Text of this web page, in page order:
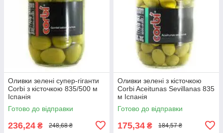
Оливки зелені супер-гіганти
Corbi з кісточкою 835/500 м
Іспанія
Готово до відправки
236,24 ₴ 248,68 ₴
Оливки зелені з кісточкою
Corbi Aceitunas Sevillanas 835
м Іспанія
Готово до відправки
175,34 ₴ 184,57 ₴